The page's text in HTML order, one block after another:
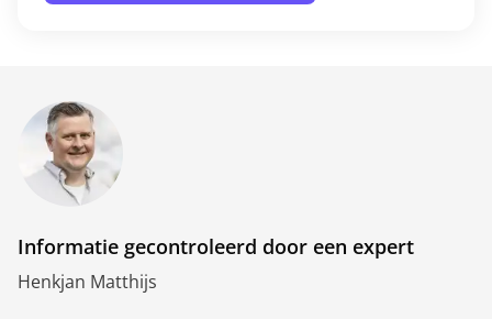
Informatie gecontroleerd door een expert
Henkjan Matthijs